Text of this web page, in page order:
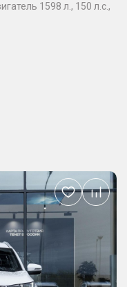
1598 л., 150 л.с.,
Добавить
в
избранное